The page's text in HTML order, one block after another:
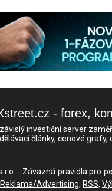
- forex,
investiční server
články, cenové
- Závazná pravidla pro
Reklama/Advertising, RSS,